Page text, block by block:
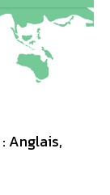
: Anglais,